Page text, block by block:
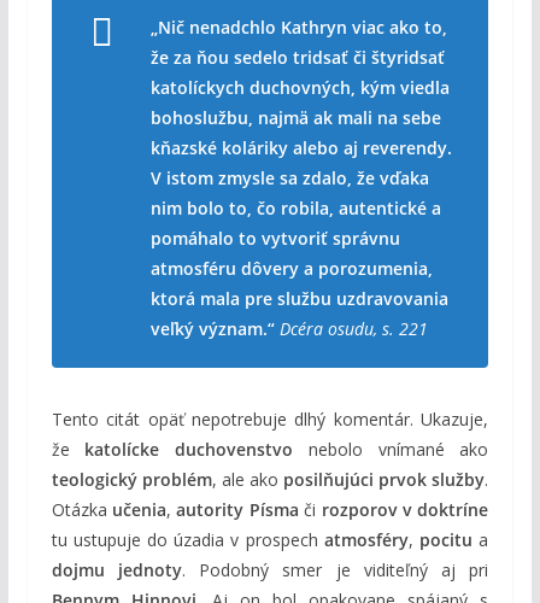
„Nič nenadchlo Kathryn viac ako to,
že za ňou sedelo tridsať či štyridsať
katolíckych duchovných, kým viedla
bohoslužbu, najmä ak mali na sebe
kňazské koláriky alebo aj reverendy.
V istom zmysle sa zdalo, že vďaka
nim bolo to, čo robila, autentické a
pomáhalo to vytvoriť správnu
atmosféru dôvery a porozumenia,
ktorá mala pre službu uzdravovania
veľký význam.“ Dcéra osudu, s. 221
Tento citát opäť nepotrebuje dlhý komentár. Ukazuje,
že katolícke duchovenstvo nebolo vnímané ako
teologický problém, ale ako posilňujúci prvok služby.
Otázka učenia,autority Písma či rozporov v doktríne
tu ustupuje do úzadia v prospech atmosféry, pocitu a
dojmu jednoty. Podobný smer je viditeľný aj pri